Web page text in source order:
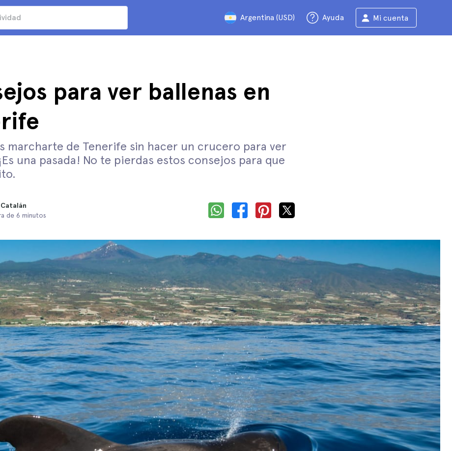
Argentina (USD) Ayuda Mi cuenta
para ver ballenas en
marcharte de Tenerife sin hacer un crucero para ver
una pasada! No te pierdas estos consejos para que
Catalán
de 6 minutos